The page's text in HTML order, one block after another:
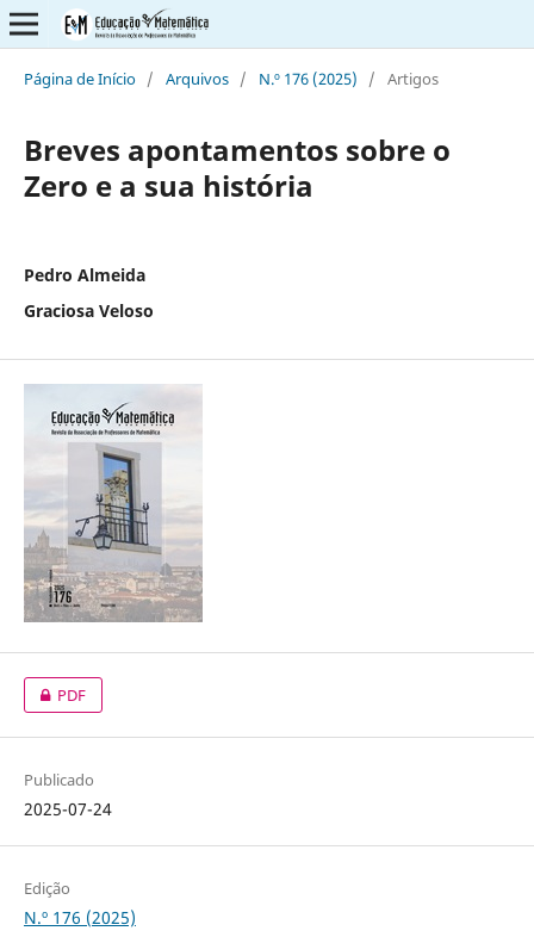
Página de Início / Arquivos / N.º 176 (2025) / Artigos
Breves apontamentos sobre o
Zero e a sua história
Pedro Almeida
Graciosa Veloso
PDF
Publicado
2025-07-24
Edição
N.º 176 (2025)